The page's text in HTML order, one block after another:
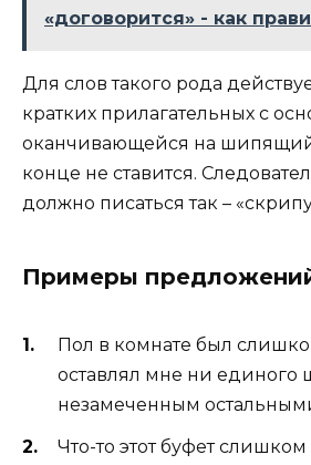
«договорится» - как
Для слов такого рода
кратких прилагательных с
оканчивающейся на
конце не ставится.
должно писаться так –
Примеры
Пол в комнате был
оставлял мне ни единого
незамеченным
Что-то этот буфет